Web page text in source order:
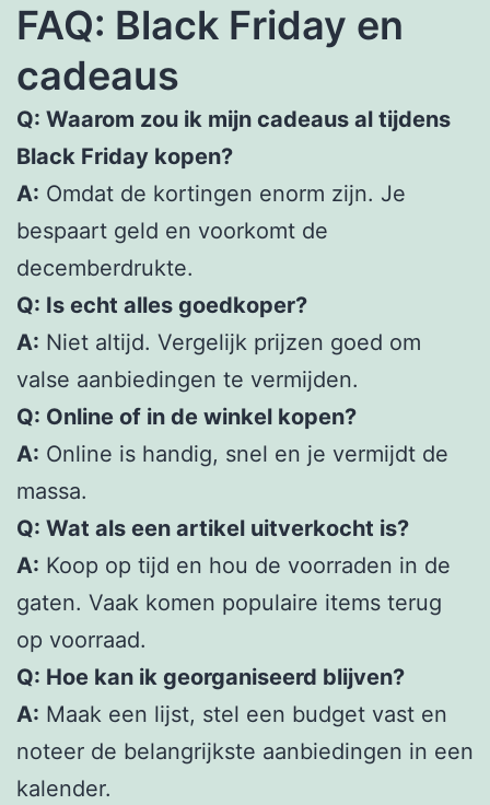
FAQ: Black Friday en
cadeaus
Q: Waarom zou ik mijn cadeaus al tijdens
Black Friday kopen?
A: Omdat de kortingen enorm zijn. Je
bespaart geld en voorkomt de
decemberdrukte.
Q: Is echt alles goedkoper?
A: Niet altijd. Vergelijk prijzen goed om
valse aanbiedingen te vermijden.
Q: Online of in de winkel kopen?
A: Online is handig, snel en je vermijdt de
massa.
Q: Wat als een artikel uitverkocht is?
A: Koop op tijd en hou de voorraden in de
gaten. Vaak komen populaire items terug
op voorraad.
Q: Hoe kan ik georganiseerd blijven?
A: Maak een lijst, stel een budget vast en
noteer de belangrijkste aanbiedingen in een
kalender.